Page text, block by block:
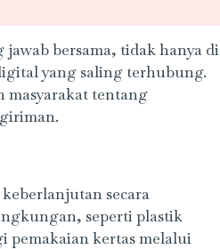
bersama, tidak hanya di
yang saling terhubung.
masyarakat tentang
secara
seperti plastik
pemakaian kertas melalui